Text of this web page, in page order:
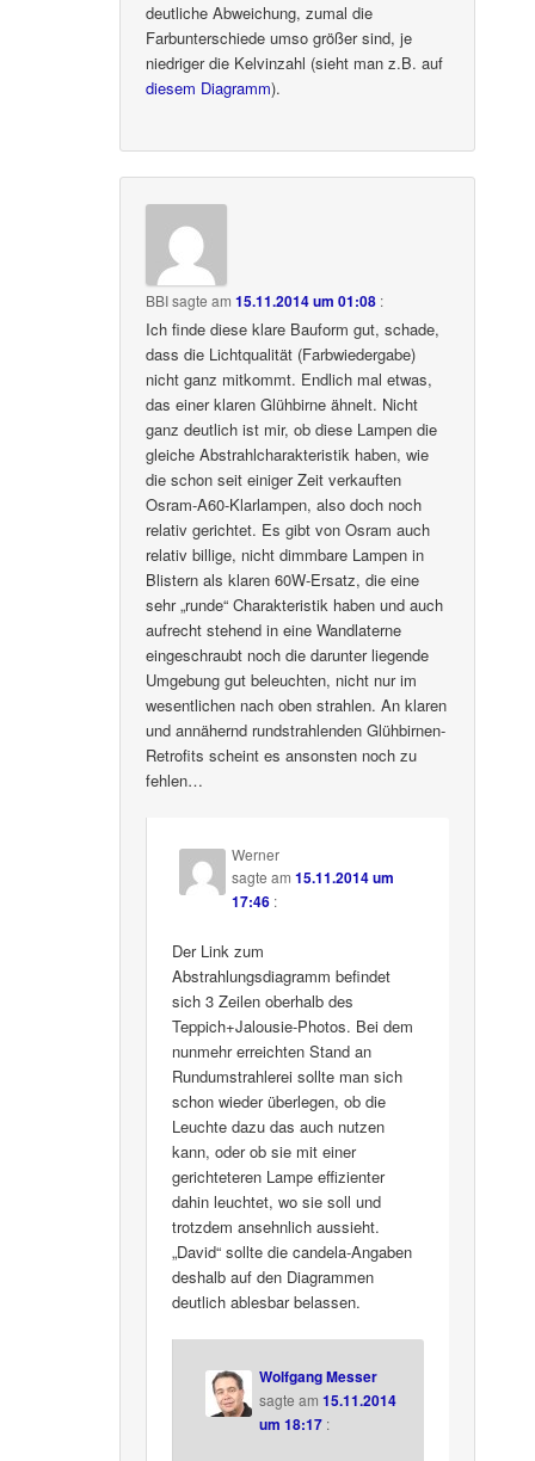
deutliche Abweichung, zumal die
Farbunterschiede umso größer sind, je
niedriger die Kelvinzahl (sieht man z.B. auf
diesem Diagramm).
BBIsagte am15.11.2014 um 01:08 :
Ich finde diese klare Bauform gut, schade,
dass die Lichtqualität (Farbwiedergabe)
nicht ganz mitkommt. Endlich mal etwas,
das einer klaren Glühbirne ähnelt. Nicht
ganz deutlich ist mir, ob diese Lampen die
gleiche Abstrahlcharakteristik haben, wie
die schon seit einiger Zeit verkauften
Osram-A60-Klarlampen, also doch noch
relativ gerichtet. Es gibt von Osram auch
relativ billige, nicht dimmbare Lampen in
Blistern als klaren 60W-Ersatz, die eine
sehr „runde“ Charakteristik haben und auch
aufrecht stehend in eine Wandlaterne
eingeschraubt noch die darunter liegende
Umgebung gut beleuchten, nicht nur im
wesentlichen nach oben strahlen. An klaren
und annähernd rundstrahlenden Glühbirnen-
Retrofits scheint es ansonsten noch zu
fehlen…
Werner
sagte am15.11.2014 um
17:46 :
Der Link zum
Abstrahlungsdiagramm befindet
sich 3 Zeilen oberhalb des
Teppich+Jalousie-Photos. Bei dem
nunmehr erreichten Stand an
Rundumstrahlerei sollte man sich
schon wieder überlegen, ob die
Leuchte dazu das auch nutzen
kann, oder ob sie mit einer
gerichteteren Lampe effizienter
dahin leuchtet, wo sie soll und
trotzdem ansehnlich aussieht.
„David“ sollte die candela-Angaben
deshalb auf den Diagrammen
deutlich ablesbar belassen.
Wolfgang Messer
sagte am 15.11.2014
um 18:17 :